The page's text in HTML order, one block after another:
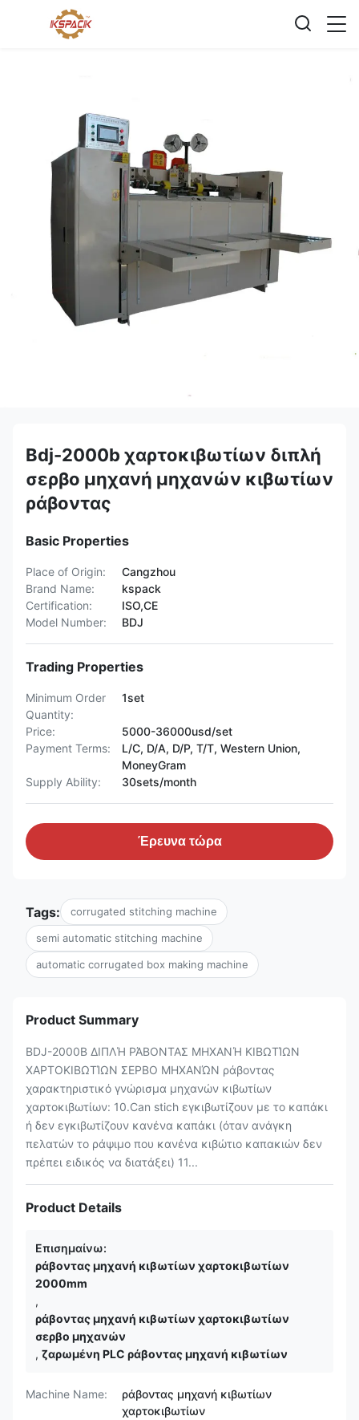
Bdj-2000b χαρτοκιβωτίων διπλή
σερβο μηχανή μηχανών κιβωτίων
ράβοντας
Basic Properties
Place of Origin:
Cangzhou
Brand Name:
kspack
Certification:
ISO,CE
Model Number:
BDJ
Trading Properties
Minimum Order
Quantity:
1set
Price:
5000-36000usd/set
Payment Terms:
L/C, D/A, D/P, T/T, Western Union,
MoneyGram
Supply Ability:
30sets/month
Έρευνα τώρα
Tags: corrugated stitching machine
semi automatic stitching machine
automatic corrugated box making machine
Product Summary
BDJ-2000B ΔΙΠΛΉ ΡΆΒΟΝΤΑΣ ΜΗΧΑΝΉ ΚΙΒΩΤΊΩΝ
ΧΑΡΤΟΚΙΒΩΤΊΩΝ ΣΕΡΒΟ ΜΗΧΑΝΏΝ ράβοντας
χαρακτηριστικό γνώρισμα μηχανών κιβωτίων
χαρτοκιβωτίων: 10.Can stich εγκιβωτίζουν με το καπάκι
ή δεν εγκιβωτίζουν κανένα καπάκι (όταν ανάγκη
πελατών το ράψιμο που κανένα κιβώτιο καπακιών δεν
πρέπει ειδικός να διατάξει) 11...
Product Details
Επισημαίνω:
ράβοντας μηχανή κιβωτίων χαρτοκιβωτίων
2000mm
,
ράβοντας μηχανή κιβωτίων χαρτοκιβωτίων
σερβο μηχανών
, ζαρωμένη PLC ράβοντας μηχανή κιβωτίων
Machine Name:
ράβοντας μηχανή κιβωτίων
χαρτοκιβωτίων